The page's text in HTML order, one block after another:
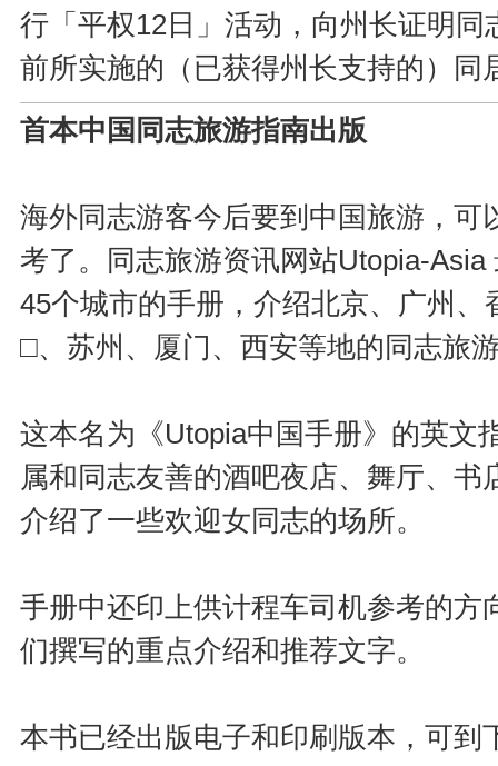
行「平权12日」活动，向州长证明
前所实施的（已获得州长支持的）
首本中国同志旅游指南出版
海外同志游客今后要到中国旅游，可
考了。同志旅游资讯网站Utopia-
45个城市的手册，介绍北京、广州、
□、苏州、厦门、西安等地的同志旅
这本名为《Utopia中国手册》的英文
属和同志友善的酒吧夜店、舞厅、书
介绍了一些欢迎女同志的场所。
手册中还印上供计程车司机参考的
们撰写的重点介绍和推荐文字。
本书已经出版电子和印刷版本，可